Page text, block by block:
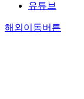
유튜브
해외이동버튼